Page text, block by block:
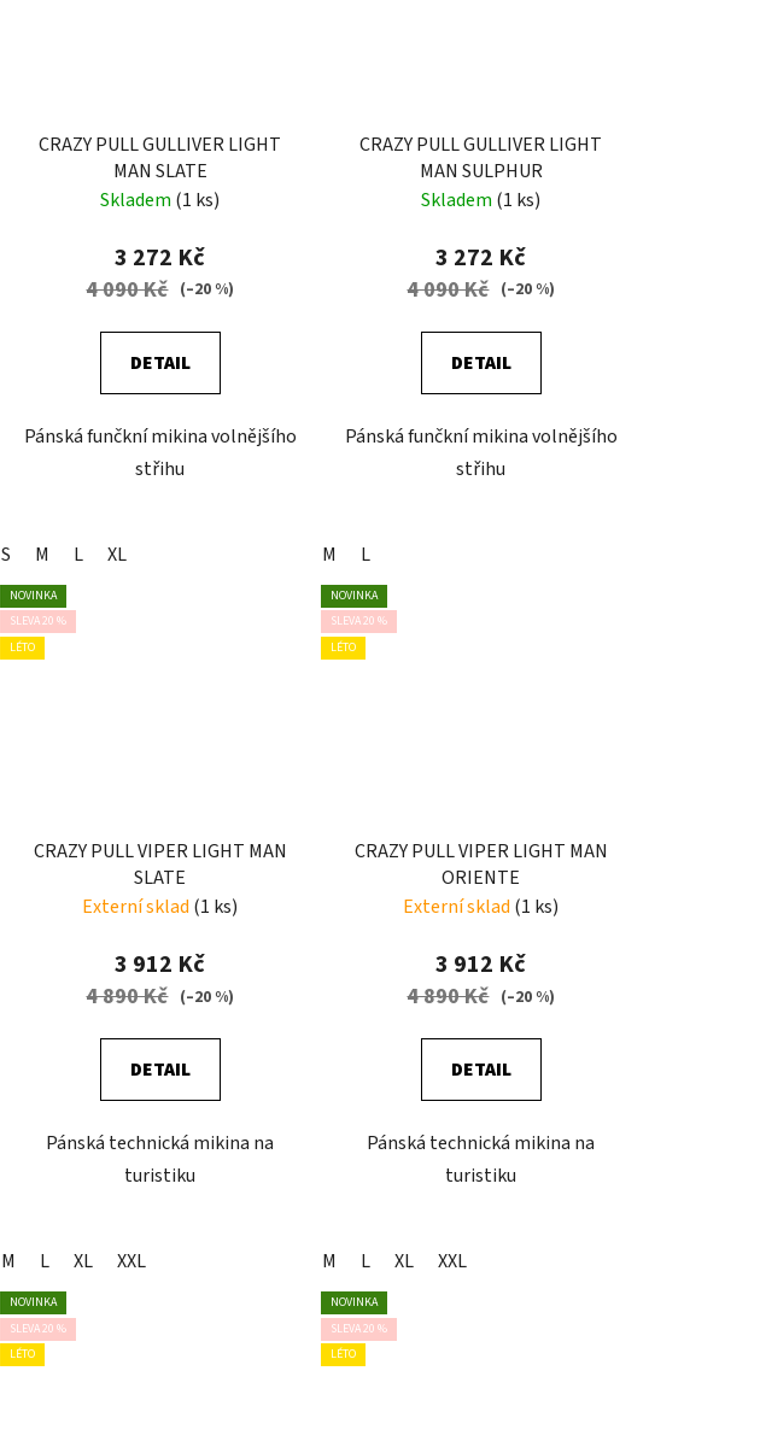
CRAZY PULL GULLIVER LIGHT
MAN SLATE
Skladem (1 ks)
3 272 Kč
4 090 Kč (–20 %)
DETAIL
Pánská funčkní mikina volnějšího
střihu
S M L XL
CRAZY PULL GULLIVER LIGHT
MAN SULPHUR
Skladem (1 ks)
3 272 Kč
4 090 Kč (–20 %)
DETAIL
Pánská funčkní mikina volnějšího
střihu
M L
NOVINKA
SLEVA 20 %
LÉTO
CRAZY PULL VIPER LIGHT MAN
SLATE
Externí sklad (1 ks)
3 912 Kč
4 890 Kč (–20 %)
DETAIL
Pánská technická mikina na
turistiku
M L XL XXL
NOVINKA
SLEVA 20 %
LÉTO
CRAZY PULL VIPER LIGHT MAN
ORIENTE
Externí sklad (1 ks)
3 912 Kč
4 890 Kč (–20 %)
DETAIL
Pánská technická mikina na
turistiku
M L XL XXL
NOVINKA
SLEVA 20 %
LÉTO
NOVINKA
SLEVA 20 %
LÉTO